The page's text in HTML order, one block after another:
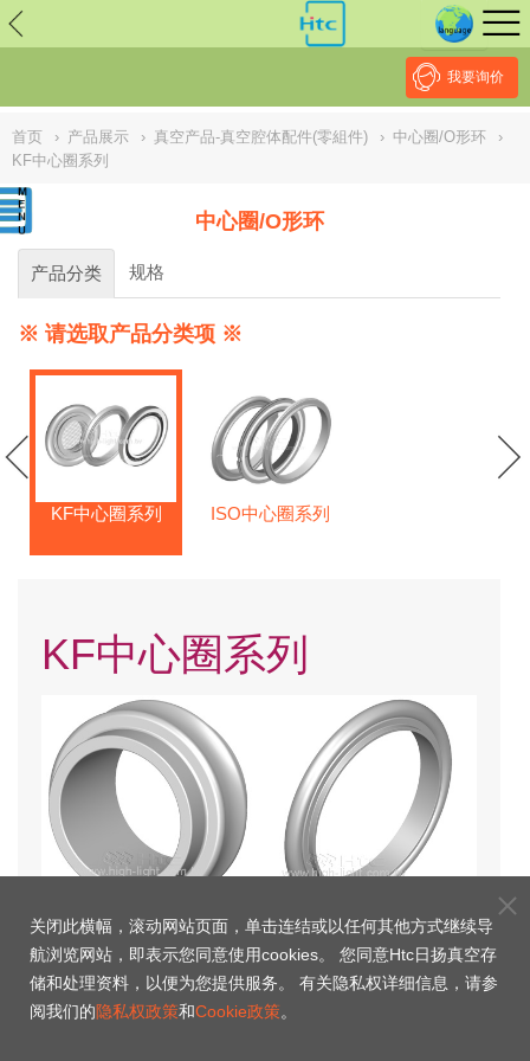
// replaced by scott on 2026/7/20 reason: high risk: Unsafe
Implementation Of Subresource Integrity /**/ // ------------------------------
我要询价
首页 › 产品展示 › 真空产品-真空腔体配件(零組件) › 中心圈/O形环
›
KF中心圈系列
中心圈/O形环
产品分类 规格
※ 请选取产品分类项 ※
KF中心圈系列 ISO中心圈系列
KF中心圈系列
KF中心圈 KF中心圈加O'Ring
关闭此横幅，滚动网站页面，单击连结或以任何其他方式继续导
航浏览网站，即表示您同意使用cookies。 您同意Htc日扬真空存
储和处理资料，以便为您提供服务。 有关隐私权详细信息，请参
阅我们的隐私权政策和Cookie政策。